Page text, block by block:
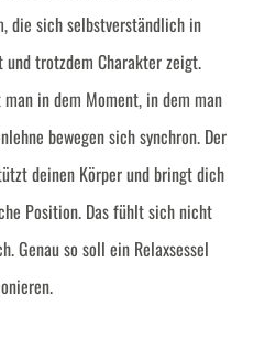
die sich selbstverständlich in
trotzdem Charakter zeigt.
in dem Moment, in dem man
bewegen sich synchron. Der
deinen Körper und bringt dich
Position. Das fühlt sich nicht
Genau so soll ein Relaxsessel